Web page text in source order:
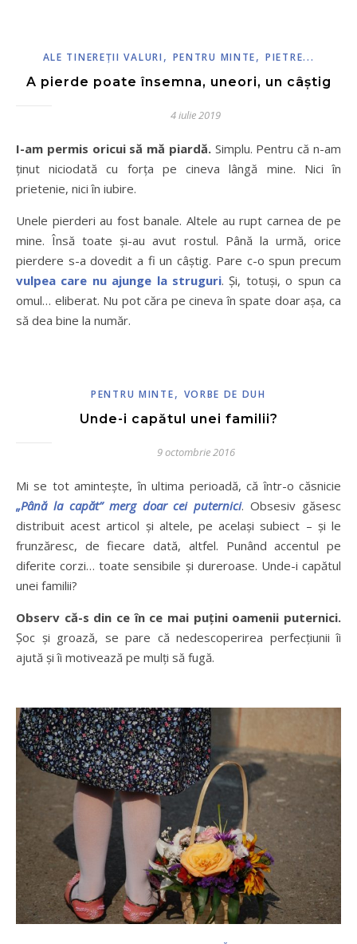
ALE TINEREŢII VALURI , PENTRU MINTE,PIETRE...
A pierde poate însemna, uneori, un câștig
4 iulie 2019
I-am permis oricui să mă piardă.Simplu. Pentru că n-am
ținut niciodată cu forța pe cineva lângă mine. Nici în
prietenie, nici în iubire.
Unele pierderi au fost banale. Altele au rupt carnea de pe
mine. Însă toate și-au avut rostul. Până la urmă, orice
pierdere s-a dovedit a fi un câștig. Pare c-o spun precum
vulpea care nu ajunge la struguri. Și, totuși, o spun ca
omul… eliberat. Nu pot căra pe cineva în spate doar așa, ca
să dea bine la număr.
PENTRU MINTE, VORBE DE DUH
Unde-i capătul unei familii?
9 octombrie 2016
Mi se tot amintește, în ultima perioadă, că într-o căsnicie
„Până la capăt” merg doar cei puternici. Obsesiv găsesc
distribuit acest articol și altele, pe același subiect – și le
frunzăresc, de fiecare dată, altfel. Punând accentul pe
diferite corzi… toate sensibile și dureroase. Unde-i capătul
unei familii?
Observ că-s din ce în ce mai puțini oamenii puternici.
Șoc și groază, se pare că nedescoperirea perfecțiunii îi
ajută și îi motivează pe mulți să fugă.